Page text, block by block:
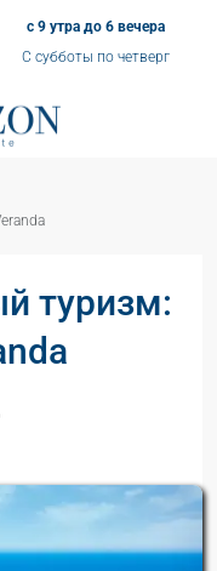
с 9 утра до 6 вечера
С субботы по четверг
туризм: